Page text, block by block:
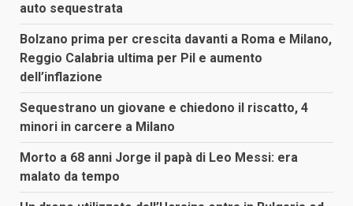
auto sequestrata
Bolzano prima per crescita davanti a Roma e Milano,
Reggio Calabria ultima per Pil e aumento
dell’inflazione
Sequestrano un giovane e chiedono il riscatto, 4
minori in carcere a Milano
Morto a 68 anni Jorge il papà di Leo Messi: era
malato da tempo